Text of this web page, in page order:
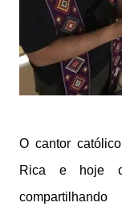
O cantor católico
Rica e hoje